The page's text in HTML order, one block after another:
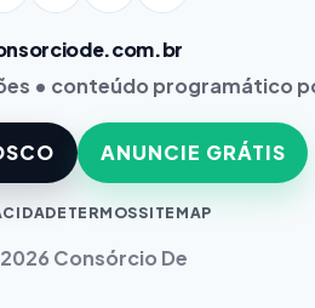
• conteúdo programático
ANUNCIE GRÁTIS
TERMOSSITEMAP
Consórcio De